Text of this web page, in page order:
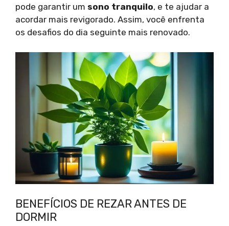
pode garantir um sono tranquilo, e te ajudar a
acordar mais revigorado. Assim, você enfrenta
os desafios do dia seguinte mais renovado.
BENEFÍCIOS DE REZAR ANTES DE
DORMIR